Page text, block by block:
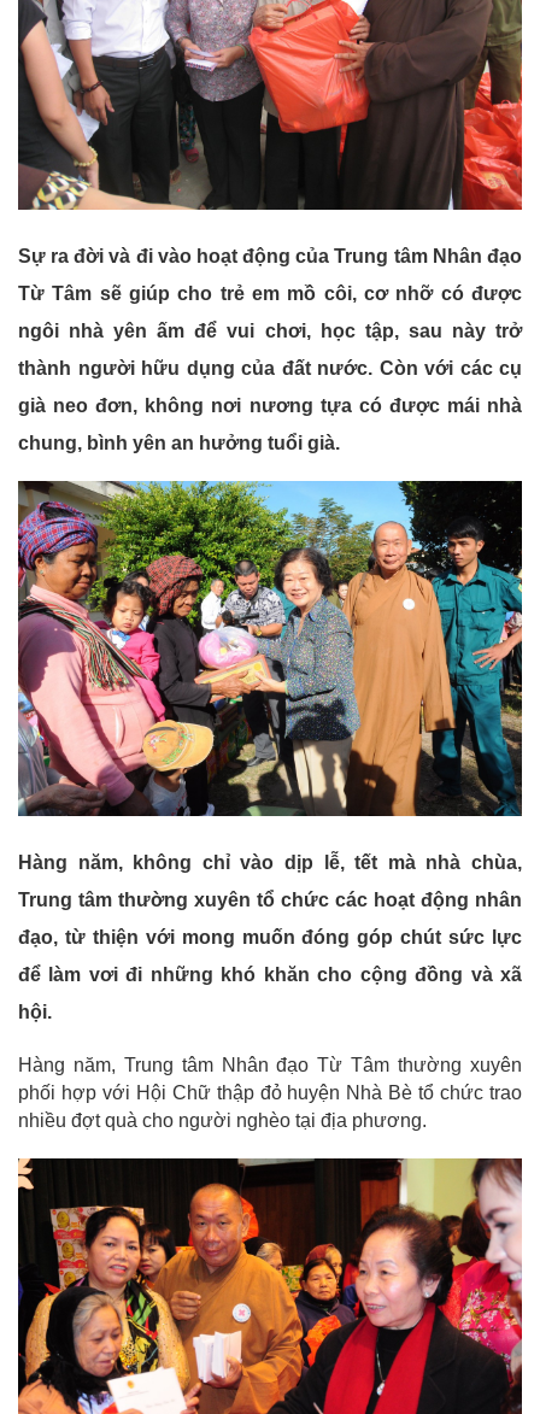
Sự ra đời và đi vào hoạt động của Trung tâm Nhân đạo
Từ Tâm sẽ giúp cho trẻ em mồ côi, cơ nhỡ có được
ngôi nhà yên ấm để vui chơi, học tập, sau này trở
thành người hữu dụng của đất nước. Còn với các cụ
già neo đơn, không nơi nương tựa có được mái nhà
chung, bình yên an hưởng tuổi già.
Hàng năm, không chỉ vào dịp lễ, tết mà nhà chùa,
Trung tâm thường xuyên tổ chức các hoạt động nhân
đạo, từ thiện với mong muốn đóng góp chút sức lực
để làm vơi đi những khó khăn cho cộng đồng và xã
hội.
Hàng năm, Trung tâm Nhân đạo Từ Tâm thường xuyên
phối hợp với Hội Chữ thập đỏ huyện Nhà Bè tổ chức trao
nhiều đợt quà cho người nghèo tại địa phương.